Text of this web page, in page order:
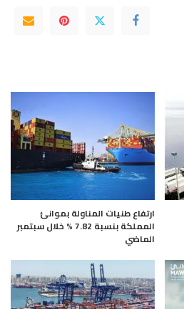
ارتفاع طنيات المناولة بموانئ
المملكة بنسبة 7.82 % خلال سبتمبر
الماضي